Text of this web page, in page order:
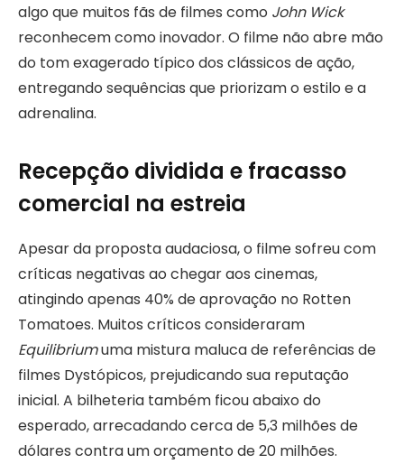
algo que muitos fãs de filmes como John Wick
reconhecem como inovador. O filme não abre mão
do tom exagerado típico dos clássicos de ação,
entregando sequências que priorizam o estilo e a
adrenalina.
Recepção dividida e fracasso
comercial na estreia
Apesar da proposta audaciosa, o filme sofreu com
críticas negativas ao chegar aos cinemas,
atingindo apenas 40% de aprovação no Rotten
Tomatoes. Muitos críticos consideraram
Equilibriumuma mistura maluca de referências de
filmes Dystópicos, prejudicando sua reputação
inicial. A bilheteria também ficou abaixo do
esperado, arrecadando cerca de 5,3 milhões de
dólares contra um orçamento de 20 milhões.